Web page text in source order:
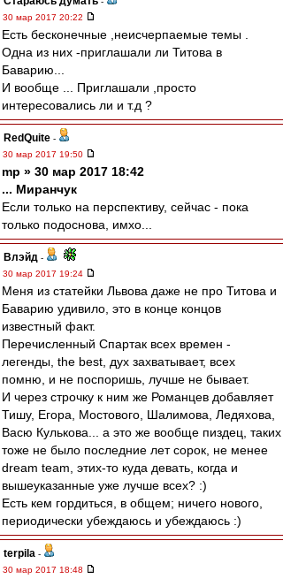
30 мар 2017 20:22
Есть бесконечные ,неисчерпаемые темы .
Одна из них -приглашали ли Титова в
Баварию...
И вообще ... Приглашали ,просто
интересовались ли и т.д ?
RedQuite -
30 мар 2017 19:50
mp » 30 мар 2017 18:42
... Миранчук
Если только на перспективу, сейчас - пока
только подоснова, имхо...
Влэйд -
30 мар 2017 19:24
Меня из статейки Львова даже не про Титова и
Баварию удивило, это в конце концов
известный факт.
Перечисленный Спартак всех времен -
легенды, the best, дух захватывает, всех
помню, и не поспоришь, лучше не бывает.
И через строчку к ним же Романцев добавляет
Тишу, Егора, Мостового, Шалимова, Ледяхова,
Васю Кулькова... а это же вообще пиздец, таких
тоже не было последние лет сорок, не менее
dream team, этих-то куда девать, когда и
вышеуказанные уже лучше всех? :)
Есть кем гордиться, в общем; ничего нового,
периодически убеждаюсь и убеждаюсь :)
terpila -
30 мар 2017 18:48